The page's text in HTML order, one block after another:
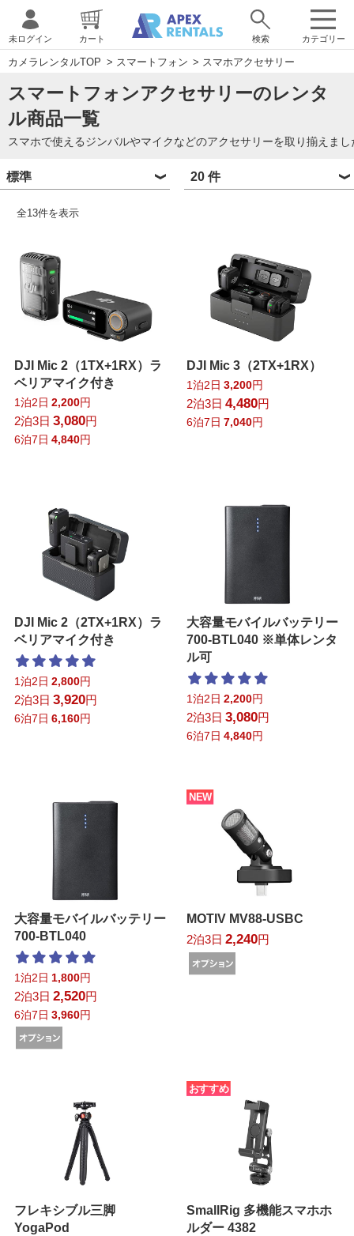
カテゴリー
未ログイン カート 検索
カメラレンタルTOP > スマートフォン > スマホアクセサリー
スマートフォンアクセサリーのレンタ
ル商品一覧
スマホで使えるジンバルやマイクなどのアクセサリーを取り揃えまし
全13件を表示
DJI Mic 2（1TX+1RX）ラ
ベリアマイク付き
1泊2日 2,200円
2泊3日 3,080円
6泊7日 4,840円
DJI Mic 3（2TX+1RX）
1泊2日 3,200円
2泊3日 4,480円
6泊7日 7,040円
DJI Mic 2（2TX+1RX）ラ
ベリアマイク付き
1泊2日 2,800円
2泊3日 3,920円
6泊7日 6,160円
大容量モバイルバッテリー
700-BTL040 ※単体レンタ
ル可
1泊2日 2,200円
2泊3日 3,080円
6泊7日 4,840円
大容量モバイルバッテリー
700-BTL040
1泊2日 1,800円
2泊3日 2,520円
6泊7日 3,960円
MOTIV MV88-USBC
2泊3日 2,240円
NEW
フレキシブル三脚
YogaPod
SmallRig 多機能スマホホ
ルダー 4382
おすすめ